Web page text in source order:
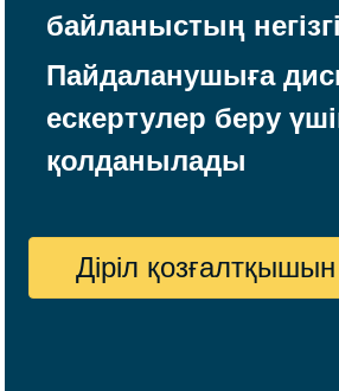
байланыстың
Пайдаланушыға
ескертулер беру
қолданылады
Діріл қозғалтқышын